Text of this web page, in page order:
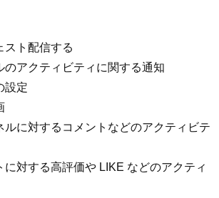
スト配信する
のアクティビティに関する通知
設定
ルに対するコメントなどのアクティビテ
に対する高評価や LIKE などのアクティ